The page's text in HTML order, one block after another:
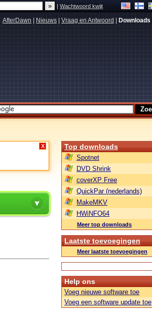
|Wachtwoord kwijt
AfterDawn Nieuws Vraag en Antwoord Downloads
X Top downloads
Spotnet
DVD Shrink
coverXP Free
QuickPar (nederlands)
MakeMKV
HWiNFO64
Meer top downloads
Laatste toevoegingen
Meer laatste toevoegingen
Help ons
Voeg nieuwe software toe
Voeg een software update toe